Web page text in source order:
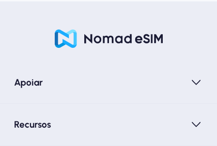
Apoiar
Recursos